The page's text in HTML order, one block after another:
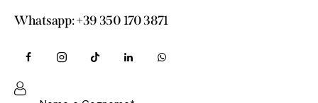
Whatsapp: +39 350 170 3871‬